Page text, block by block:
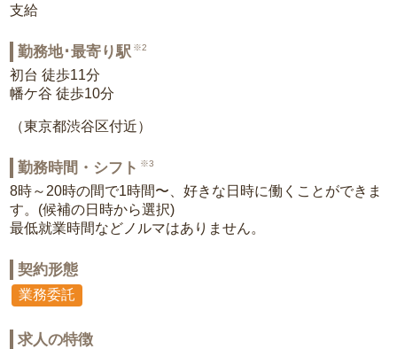
支給
勤務地･最寄り駅 ※2
初台 徒歩11分
幡ケ谷 徒歩10分
（東京都渋谷区付近）
勤務時間・シフト ※3
8時～20時の間で1時間〜、好きな日時に働くことができま
す。(候補の日時から選択)
最低就業時間などノルマはありません。
契約形態
業務委託
求人の特徴